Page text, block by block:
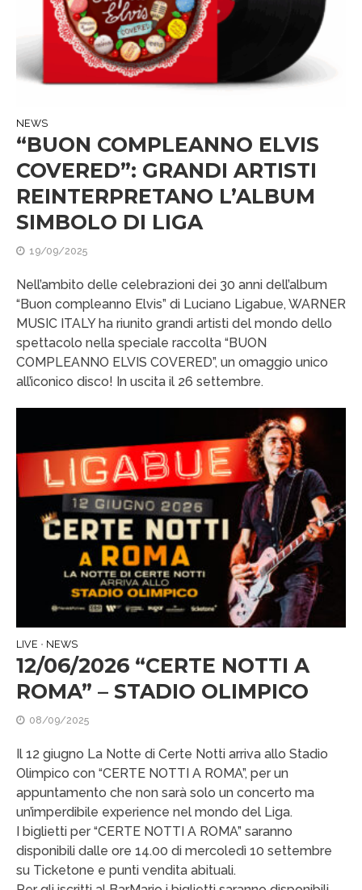
NEWS
“BUON COMPLEANNO ELVIS
COVERED”: GRANDI ARTISTI
REINTERPRETANO L’ALBUM
SIMBOLO DI LIGA
19/09/2025
Nell’ambito delle celebrazioni dei 30 anni dell’album
“Buon compleanno Elvis” di Luciano Ligabue, WARNER
MUSIC ITALY ha riunito grandi artisti del mondo dello
spettacolo nella speciale raccolta “BUON
COMPLEANNO ELVIS COVERED”, un omaggio unico
all’iconico disco! In uscita il 26 settembre.
LIVE • NEWS
12/06/2026 “CERTE NOTTI A
ROMA” – STADIO OLIMPICO
08/09/2025
Il 12 giugno La Notte di Certe Notti arriva allo Stadio
Olimpico con “CERTE NOTTI A ROMA”, per un
appuntamento che non sarà solo un concerto ma
un’imperdibile experience nel mondo del Liga.
I biglietti per “CERTE NOTTI A ROMA” saranno
disponibili dalle ore 14.00 di mercoledì 10 settembre
su Ticketone e punti vendita abituali.